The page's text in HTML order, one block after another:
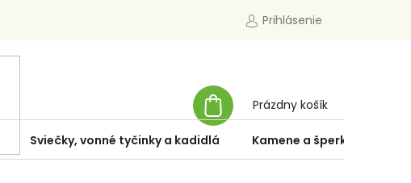
Prihlásenie
KOŠÍK
Prázdny košík
Sviečky, vonné tyčinky a kadidlá Kamene a šperky